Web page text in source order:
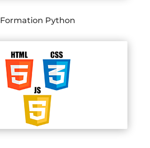
Formation Python